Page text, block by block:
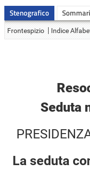
Stenografico
Frontespizio Indice
Seduta
La seduta